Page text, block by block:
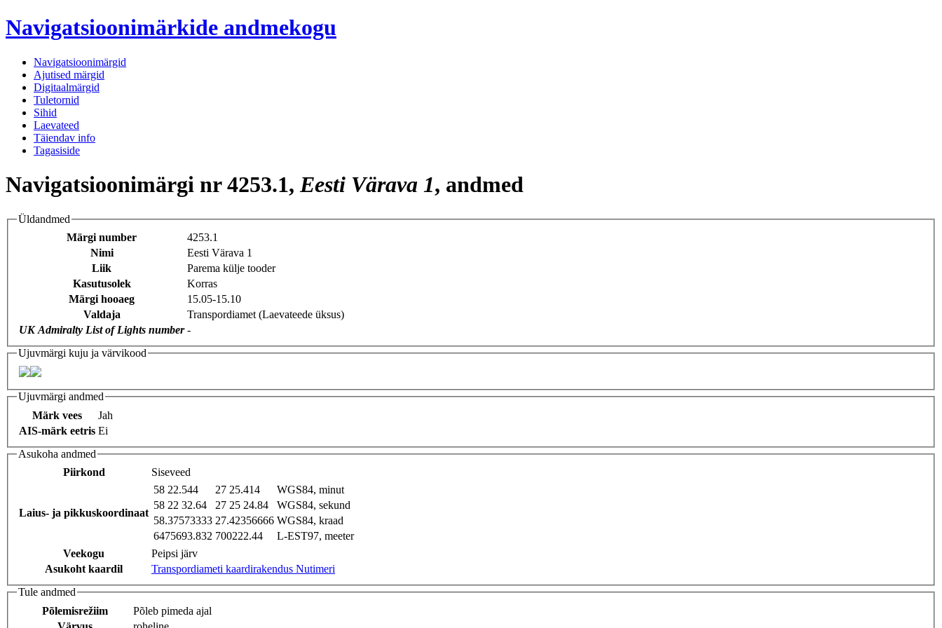
Navigatsioonimärkide andmekogu
Navigatsioonimärgid
Ajutised märgid
Digitaalmärgid
Tuletornid
Sihid
Laevateed
Täiendav info
Tagasiside
Navigatsioonimärgi nr 4253.1,Eesti Värava 1, andmed
Üldandmed
Märgi number
4253.1
Nimi
Eesti Värava 1
Liik
Parema külje tooder
Kasutusolek
Korras
Märgi hooaeg
15.05-15.10
Valdaja
Transpordiamet (Laevateede üksus)
UK Admiralty List of Lights number -
Ujuvmärgi kuju ja värvikood
Ujuvmärgi andmed
Märk vees
Jah
AIS-märk eetris Ei
Asukoha andmed
Piirkond
Siseveed
Laius- ja pikkuskoordinaat
58 22.544 27 25.414
WGS84, minut
58 22 32.64
27 25 24.84
WGS84, sekund
58.37573333 27.42356666 WGS84, kraad
6475693.832 700222.44
L-EST97, meeter
Veekogu
Peipsi järv
Asukoht kaardil
Transpordiameti kaardirakendus Nutimeri
Tule andmed
Põlemisrežiim
Põleb pimeda ajal